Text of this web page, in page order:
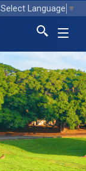
Select Language ▼